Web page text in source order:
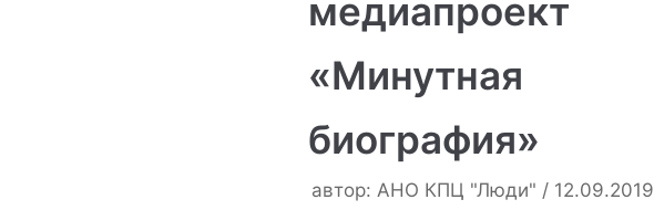
медиапроект
«Минутная
биография»
автор: АНО КПЦ "Люди" 12.09.2019